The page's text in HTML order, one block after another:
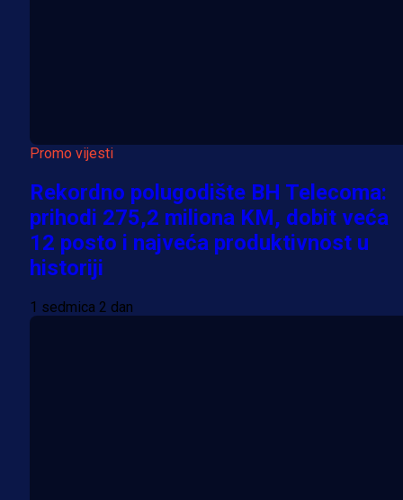
Promo vijesti
Rekordno polugodište BH Telecoma:
prihodi 275,2 miliona KM, dobit veća
12 posto i najveća produktivnost u
historiji
1 sedmica 2 dan